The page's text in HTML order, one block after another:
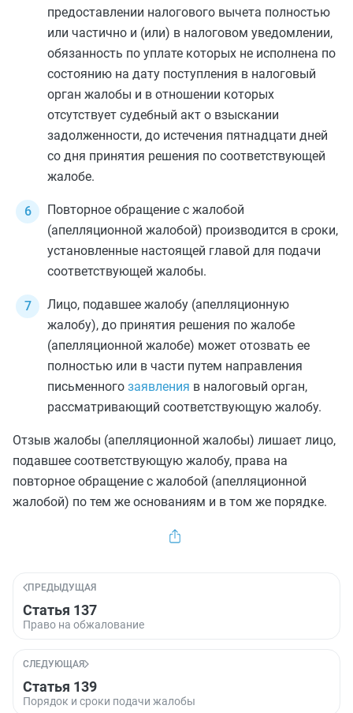
предоставлении налогового вычета полностью
или частично и (или) в налоговом уведомлении,
обязанность по уплате которых не исполнена по
состоянию на дату поступления в налоговый
орган жалобы и в отношении которых
отсутствует судебный акт о взыскании
задолженности, до истечения пятнадцати дней
со дня принятия решения по соответствующей
жалобе.
Повторное обращение с жалобой
(апелляционной жалобой) производится в сроки,
установленные настоящей главой для подачи
соответствующей жалобы.
Лицо, подавшее жалобу (апелляционную
жалобу), до принятия решения по жалобе
(апелляционной жалобе) может отозвать ее
полностью или в части путем направления
письменного заявления в налоговый орган,
рассматривающий соответствующую жалобу.
Отзыв жалобы (апелляционной жалобы) лишает лицо,
подавшее соответствующую жалобу, права на
повторное обращение с жалобой (апелляционной
жалобой) по тем же основаниям и в том же порядке.
ПРЕДЫДУЩАЯ
Статья 137
Право на обжалование
СЛЕДУЮЩАЯ
Статья 139
Порядок и сроки подачи жалобы